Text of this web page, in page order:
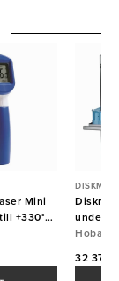
Mini
+330°C
Hobart
32 375